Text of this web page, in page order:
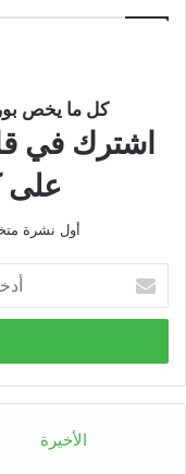
كل ما يخص
اشترك في
على
أول نشرة
بريدك
الإلكتروني
الأخيرة